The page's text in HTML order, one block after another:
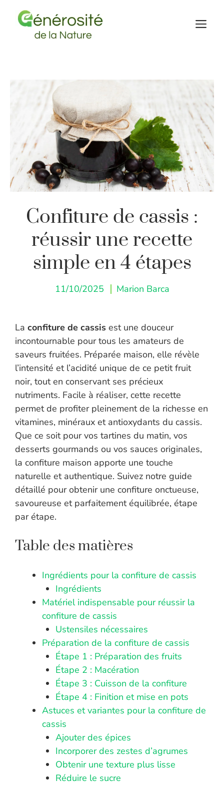
Confiture de cassis :
réussir une recette
simple en 4 étapes
11/10/2025 Marion Barca
La confiture de cassis est une douceur
incontournable pour tous les amateurs de
saveurs fruitées. Préparée maison, elle révèle
l’intensité et l’acidité unique de ce petit fruit
noir, tout en conservant ses précieux
nutriments. Facile à réaliser, cette recette
permet de profiter pleinement de la richesse en
vitamines, minéraux et antioxydants du cassis.
Que ce soit pour vos tartines du matin, vos
desserts gourmands ou vos sauces originales,
la confiture maison apporte une touche
naturelle et authentique. Suivez notre guide
détaillé pour obtenir une confiture onctueuse,
savoureuse et parfaitement équilibrée, étape
par étape.
Table des matières
Ingrédients pour la confiture de cassis
Ingrédients
Matériel indispensable pour réussir la
confiture de cassis
Ustensiles nécessaires
Préparation de la confiture de cassis
Étape 1 : Préparation des fruits
Étape 2 : Macération
Étape 3 : Cuisson de la confiture
Étape 4 : Finition et mise en pots
Astuces et variantes pour la confiture de
cassis
Ajouter des épices
Incorporer des zestes d’agrumes
Obtenir une texture plus lisse
Réduire le sucre